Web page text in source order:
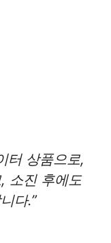
터 상품으로,
소진 후에도
다.”